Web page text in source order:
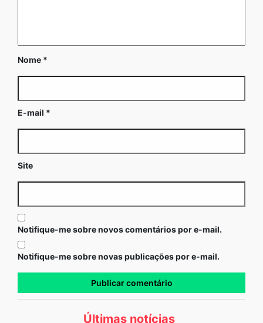
Nome *
E-mail *
Site
Notifique-me sobre novos comentários por e-mail.
Notifique-me sobre novas publicações por e-mail.
Últimas notícias